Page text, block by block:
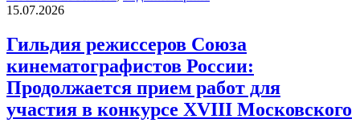
15.07.2026
Гильдия режиссеров Союза
кинематографистов России:
Продолжается прием работ для
участия в конкурсе XVIII Московского